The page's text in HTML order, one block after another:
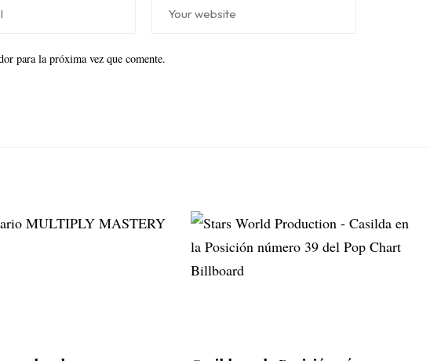
para la próxima vez que comente.